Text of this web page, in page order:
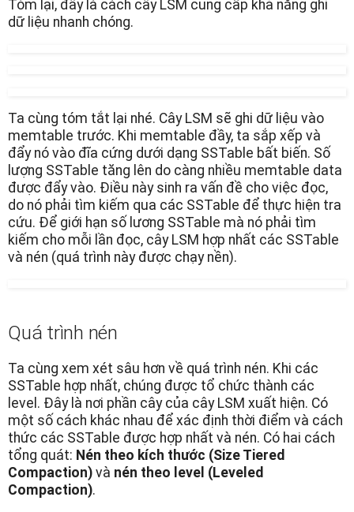
Tóm lại, đây là cách cây LSM cung cấp khả năng ghi
dữ liệu nhanh chóng.
Ta cùng tóm tắt lại nhé. Cây LSM sẽ ghi dữ liệu vào
memtable trước. Khi memtable đầy, ta sắp xếp và
đẩy nó vào đĩa cứng dưới dạng SSTable bất biến. Số
lượng SSTable tăng lên do càng nhiều memtable data
được đẩy vào. Điều này sinh ra vấn đề cho việc đọc,
do nó phải tìm kiếm qua các SSTable để thực hiện tra
cứu. Để giới hạn số lương SSTable mà nó phải tìm
kiếm cho mỗi lần đọc, cây LSM hợp nhất các SSTable
và nén (quá trình này được chạy nền).
Quá trình nén
Ta cùng xem xét sâu hơn về quá trình nén. Khi các
SSTable hợp nhất, chúng được tổ chức thành các
level. Đây là nơi phần cây của cây LSM xuất hiện. Có
một số cách khác nhau để xác định thời điểm và cách
thức các SSTable được hợp nhất và nén. Có hai cách
tổng quát: Nén theo kích thước (Size Tiered
Compaction) và nén theo level (Leveled
Compaction).